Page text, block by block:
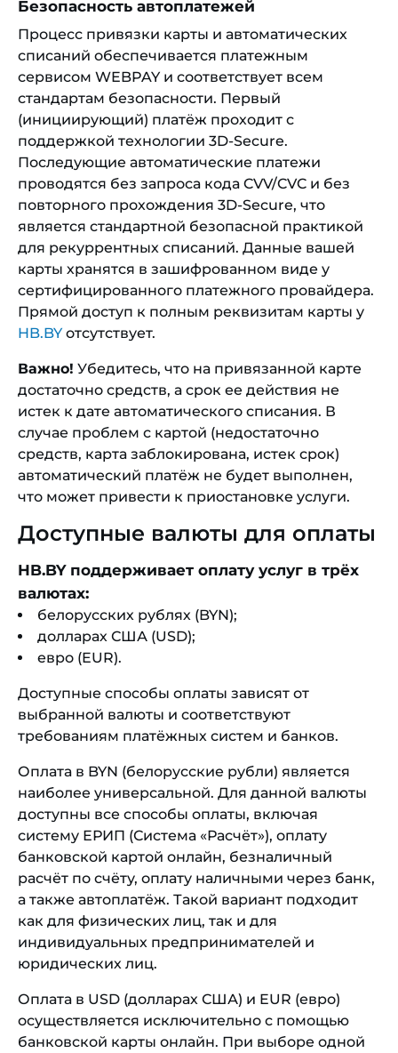
Безопасность автоплатежей
Процесс привязки карты и автоматических
списаний обеспечивается платежным
сервисом WEBPAY и соответствует всем
стандартам безопасности. Первый
(инициирующий) платёж проходит с
поддержкой технологии 3D-Secure.
Последующие автоматические платежи
проводятся без запроса кода CVV/CVC и без
повторного прохождения 3D-Secure, что
является стандартной безопасной практикой
для рекуррентных списаний. Данные вашей
карты хранятся в зашифрованном виде у
сертифицированного платежного провайдера.
Прямой доступ к полным реквизитам карты у
HB.BY отсутствует.
Важно! Убедитесь, что на привязанной карте
достаточно средств, а срок ее действия не
истек к дате автоматического списания. В
случае проблем с картой (недостаточно
средств, карта заблокирована, истек срок)
автоматический платёж не будет выполнен,
что может привести к приостановке услуги.
Доступные валюты для оплаты
HB.BY поддерживает оплату услуг в трёх
валютах:
белорусских рублях (BYN);
долларах США (USD);
евро (EUR).
Доступные способы оплаты зависят от
выбранной валюты и соответствуют
требованиям платёжных систем и банков.
Оплата в BYN (белорусские рубли) является
наиболее универсальной. Для данной валюты
доступны все способы оплаты, включая
систему ЕРИП (Система «Расчёт»), оплату
банковской картой онлайн, безналичный
расчёт по счёту, оплату наличными через банк,
а также автоплатёж. Такой вариант подходит
как для физических лиц, так и для
индивидуальных предпринимателей и
юридических лиц.
Оплата в USD (долларах США) и EUR (евро)
осуществляется исключительно с помощью
банковской карты онлайн. При выборе одной